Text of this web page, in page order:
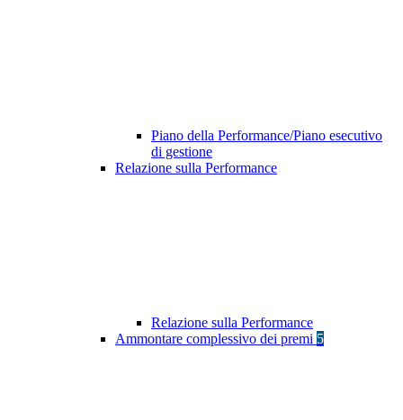
Piano della Performance/Piano esecutivo
di gestione
Relazione sulla Performance
Relazione sulla Performance
Ammontare complessivo dei premi 5